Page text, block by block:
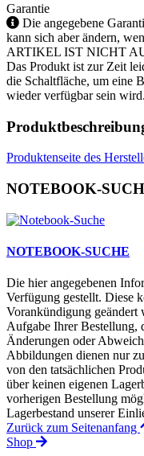
Garantie
Die angegebene
kann sich aber ändern,
ARTIKEL IST NICHT
Das Produkt ist zur Zeit
die Schaltfläche, um eine
wieder verfügbar sein wird.
Produktenseite des
NOTEBOOK-
NOTEBOOK-SUCHE
Die hier angegebenen
Verfügung gestellt. Diese
Vorankündigung geändert
Aufgabe Ihrer Bestellung,
Änderungen oder
Abbildungen dienen nur
von den tatsächlichen
über keinen eigenen
vorherigen Bestellung
Lagerbestand unserer
Zurück zum Seitenanfang
Shop